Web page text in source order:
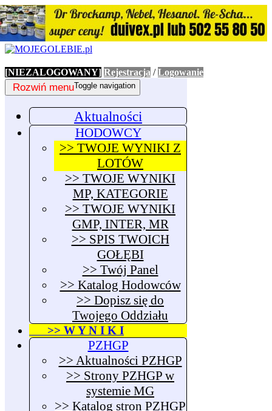
[NIEZALOGOWANY] Rejestracja /Logowanie
Toggle navigation
Rozwiń menu
Aktualności
HODOWCY
>> TWOJE WYNIKI Z
LOTÓW
>> TWOJE WYNIKI
MP, KATEGORIE
>> TWOJE WYNIKI
GMP, INTER, MR
>> SPIS TWOICH
GOŁĘBI
>> Twój Panel
>> Katalog Hodowców
>> Dopisz się do
Twojego Oddziału
>> W Y N I K I
PZHGP
>> Aktualności PZHGP
>> Strony PZHGP w
systemie MG
>> Katalog stron PZHGP